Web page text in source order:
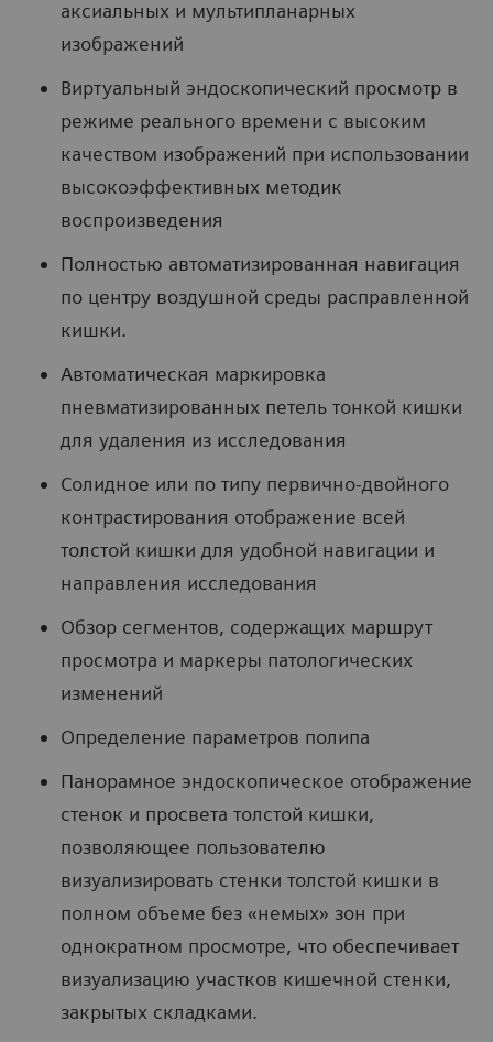
аксиальных и мультипланарных
изображений
Виртуальный эндоскопический просмотр в
режиме реального времени с высоким
качеством изображений при использовании
высокоэффективных методик
воспроизведения
Полностью автоматизированная навигация
по центру воздушной среды расправленной
кишки.
Автоматическая маркировка
пневматизированных петель тонкой кишки
для удаления из исследования
Солидное или по типу первично-двойного
контрастирования отображение всей
толстой кишки для удобной навигации и
направления исследования
Обзор сегментов, содержащих маршрут
просмотра и маркеры патологических
изменений
Определение параметров полипа
Панорамное эндоскопическое отображение
стенок и просвета толстой кишки,
позволяющее пользователю
визуализировать стенки толстой кишки в
полном объеме без «немых» зон при
однократном просмотре, что обеспечивает
визуализацию участков кишечной стенки,
закрытых складками.